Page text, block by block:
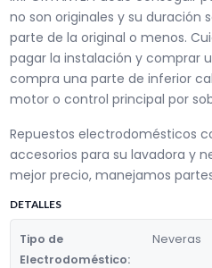
no son originales y su duración
parte de la original o menos.
pagar la instalación y comprar
compra una parte de inferior
motor o control principal por
Repuestos electrodomésticos
accesorios para su lavadora y
mejor precio, manejamos
DETALLES
Tipo de
Electrodoméstico:
Neveras